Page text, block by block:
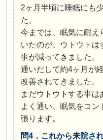
2ヶ月半頃に睡眠にも
た。
今までは、眠気に耐え
いたのが、ウトウトは
事が減ってきました。
通いだして約4ヶ月が
改善されてきました。
まだウトウトする事
よく通い、眠気をコ
張ります。
問4．これから来院さ